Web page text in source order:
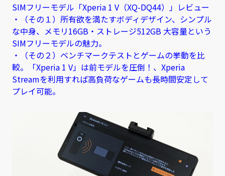
SIMフリーモデル「Xperia 1 V（XQ-DQ44）」レビュー
・（その１）所有欲を満たすボディデザイン、シンプル
な中身、メモリ16GB・ストレージ512GB 大容量という
SIMフリーモデルの魅力。
・（その２）ベンチマークテストとゲームの挙動を比
較。「Xperia 1 V」は前モデルを圧倒！、Xperia
Streamを利用すれば高負荷なゲームも長時間安定して
プレイ可能。